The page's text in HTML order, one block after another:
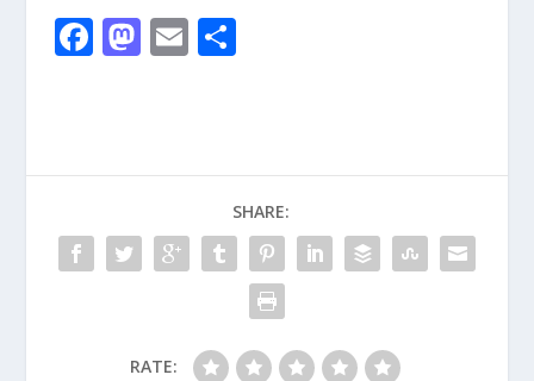
F
o
o
k
M
o
n
E
SHARE:
RATE: